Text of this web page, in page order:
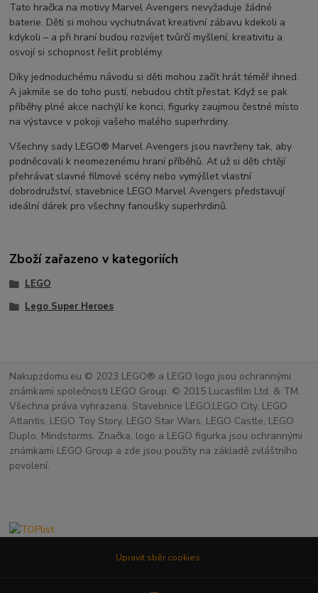
Tato hračka na motivy Marvel Avengers nevyžaduje žádné
baterie. Děti si mohou vychutnávat kreativní zábavu kdekoli a
kdykoli – a při hraní budou rozvíjet tvůrčí myšlení, kreativitu a
osvojí si schopnost řešit problémy.
Díky jednoduchému návodu si děti mohou začít hrát téměř ihned.
A jakmile se do toho pustí, nebudou chtít přestat. Když se pak
příběhy plné akce nachýlí ke konci, figurky zaujmou čestné místo
na výstavce v pokoji vašeho malého superhrdiny.
Všechny sady LEGO® Marvel Avengers jsou navrženy tak, aby
podněcovali k neomezenému hraní příběhů. Ať už si děti chtějí
přehrávat slavné filmové scény nebo vymýšlet vlastní
dobrodružství, stavebnice LEGO Marvel Avengers představují
ideální dárek pro všechny fanoušky superhrdinů.
Zboží zařazeno v kategoriích
LEGO
Lego Super Heroes
Nakupzdomu.eu © 2023 LEGO® a LEGO logo jsou ochrannými
známkami společnosti LEGO Group. © 2015 Lucasfilm Ltd. & TM.
Všechna práva vyhrazena. Stavebnice LEGO,LEGO City, LEGO
Atlantis, LEGO Toy Story, LEGO Star Wars, LEGO Castle, LEGO
Duplo, Mindstorms. Značka, logo a LEGO figurka jsou ochrannými
známkami LEGO Group a zde jsou použity na základě zvláštního
povolení.
Upravit sběr cookies.